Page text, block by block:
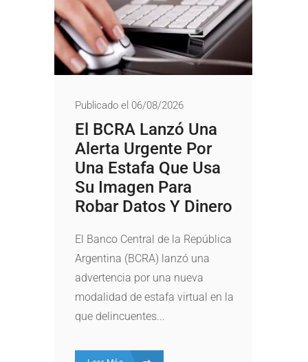
Publicado el 06/08/2026
El BCRA Lanzó Una
Alerta Urgente Por
Una Estafa Que Usa
Su Imagen Para
Robar Datos Y Dinero
El Banco Central de la República
Argentina (BCRA) lanzó una
advertencia por una nueva
modalidad de estafa virtual en la
que delincuentes...